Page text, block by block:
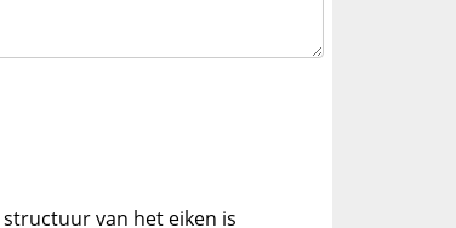
van het eiken is